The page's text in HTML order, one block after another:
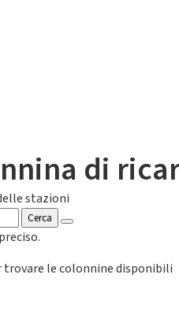
di
stazioni
Cerca
le colonnine disponibili